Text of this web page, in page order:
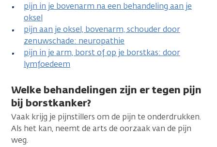
pijn in je bovenarm na een behandeling aan je
oksel
pijn aan je oksel, bovenarm, schouder door
zenuwschade: neuropathie
pijn in je arm, borst of op je borstkas: door
lymfoedeem
Welke behandelingen zijn er tegen pijn
bij borstkanker?
Vaak krijg je pijnstillers om de pijn te onderdrukken.
Als het kan, neemt de arts de oorzaak van de pijn
weg.